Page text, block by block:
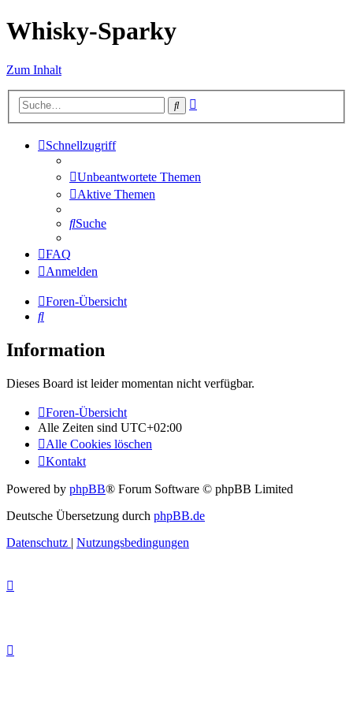
Whisky-Sparky
Zum Inhalt
Suche
Schnellzugriff
Unbeantwortete Themen
Aktive Themen
Suche
FAQ
Anmelden
Foren-Übersicht
Suche
Information
Dieses Board ist leider momentan nicht verfügbar.
Foren-Übersicht
Alle Zeiten sind UTC+02:00
Alle Cookies löschen
Kontakt
Powered by phpBB® Forum Software © phpBB Limited
Deutsche Übersetzung durch phpBB.de
Datenschutz | Nutzungsbedingungen